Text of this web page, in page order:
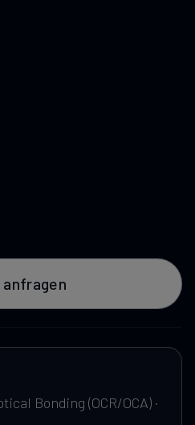
Bonding (OCR/OCA) ·